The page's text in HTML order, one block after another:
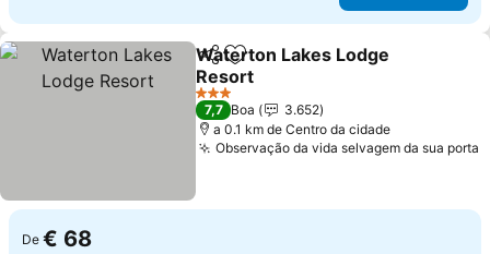
PartilharAdicionar aos favoritos
Waterton Lakes Lodge
Resort
Ver preços
3 Estrelas
7,7 Boa
3.652
a 0.1 km de Centro da cidade
Observação da vida selvagem da sua porta
De € 68